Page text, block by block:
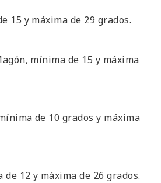
15 y máxima de 29 grados.
mínima de 15 y máxima
de 10 grados y máxima
12 y máxima de 26 grados.